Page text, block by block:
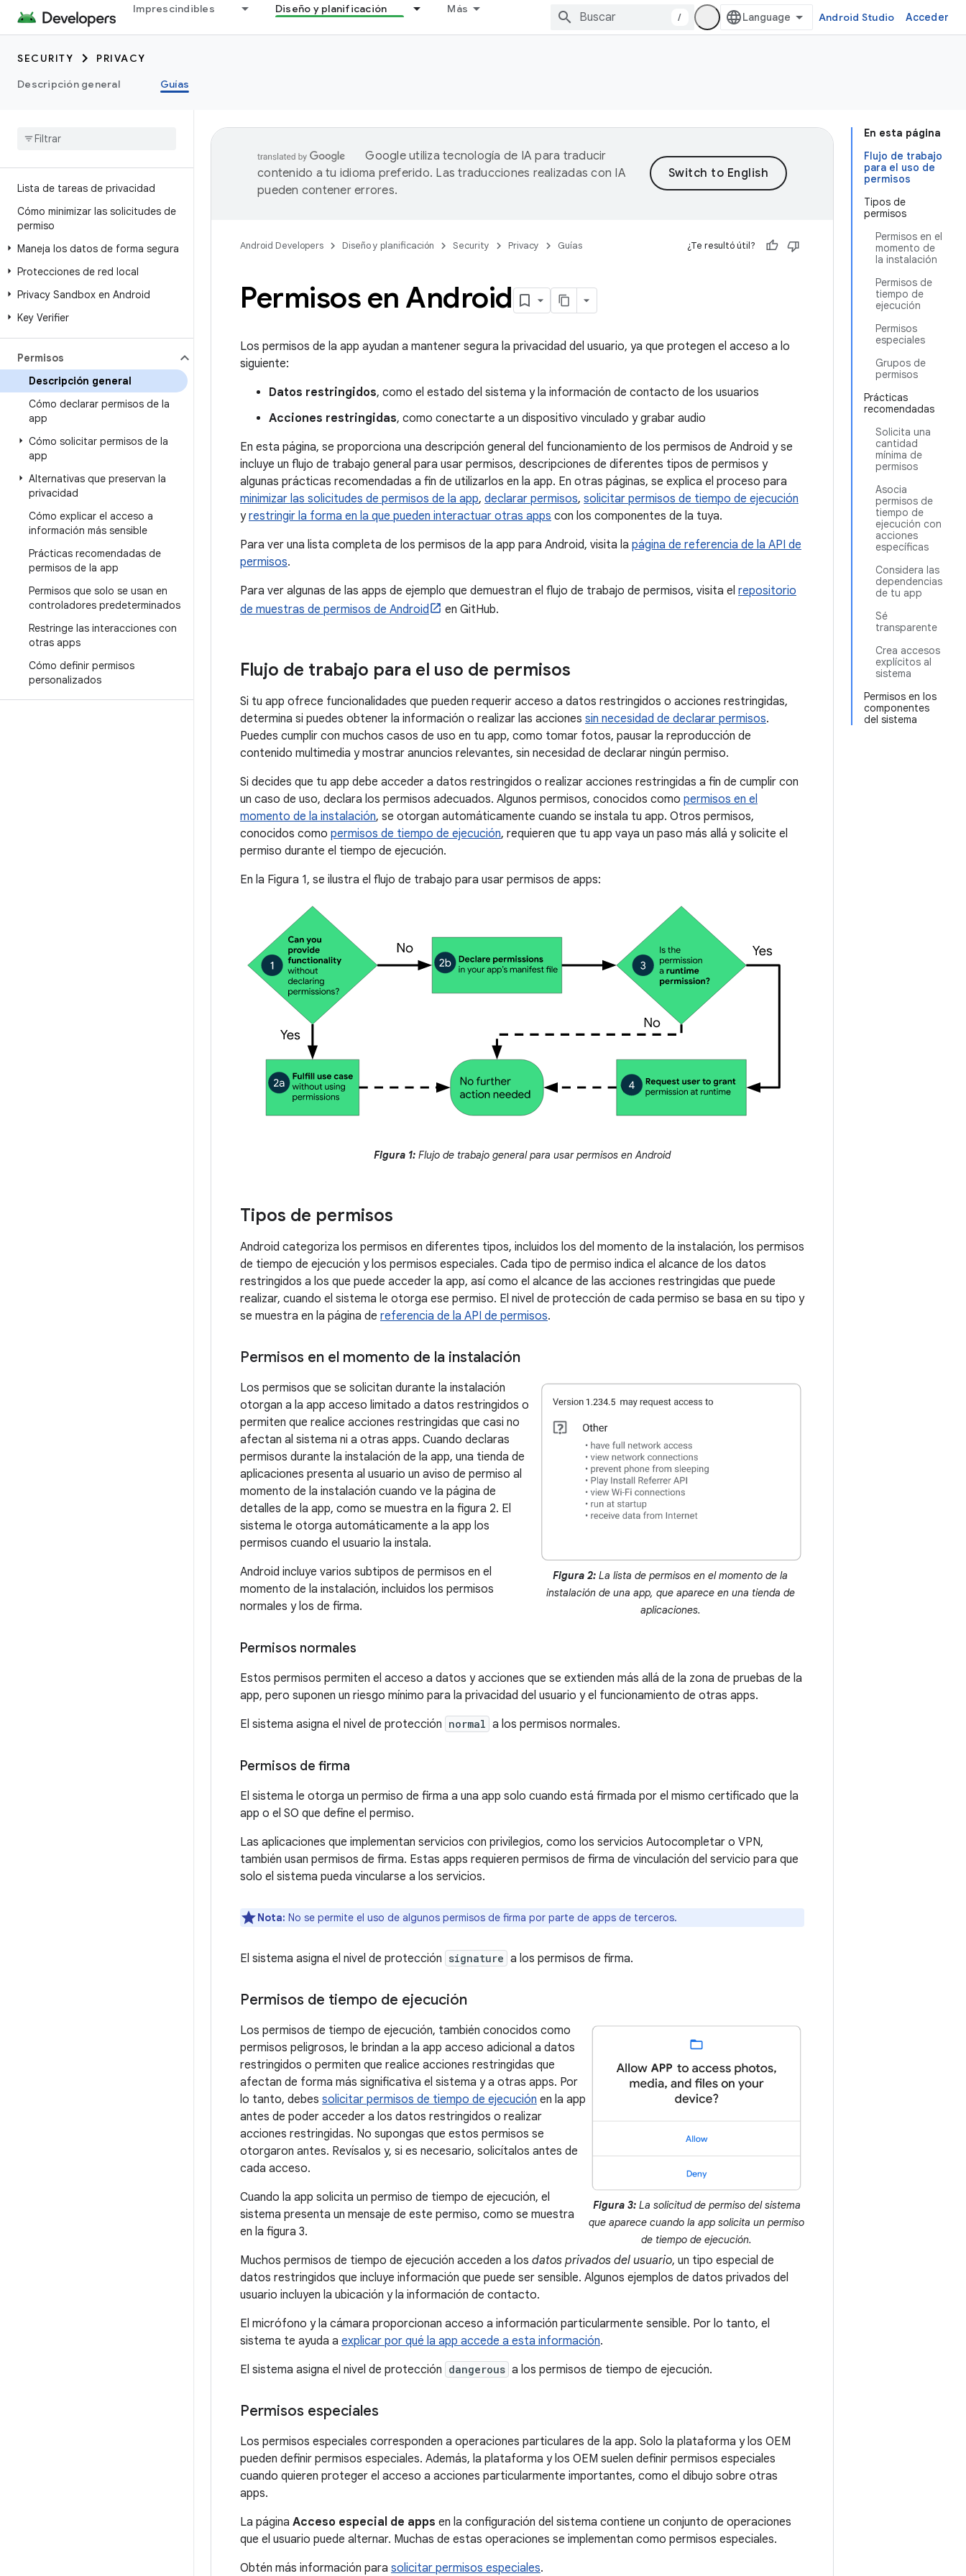
Imprescindibles Diseño y planificación Más
/ Android Studio Acceder
SECURITY
PRIVACY
Descripción general
Guías
Lista de tareas de privacidad
Cómo minimizar las solicitudes de
permiso
Maneja los datos de forma segura
Protecciones de red local
Privacy Sandbox en Android
Key Verifier
Permisos
Descripción general
Cómo declarar permisos de la
app
Cómo solicitar permisos de la
app
Alternativas que preservan la
privacidad
Cómo explicar el acceso a
información más sensible
Prácticas recomendadas de
permisos de la app
Permisos que solo se usan en
controladores predeterminados
Restringe las interacciones con
otras apps
Cómo definir permisos
personalizados
En esta página
Flujo de trabajo
para el uso de
permisos
Tipos de
permisos
Permisos en el
momento de
la instalación
Permisos de
tiempo de
ejecución
Permisos
especiales
Grupos de
permisos
Prácticas
recomendadas
Solicita una
cantidad
mínima de
permisos
Asocia
permisos de
tiempo de
ejecución con
acciones
específicas
Considera las
dependencias
de tu app
Sé
transparente
Crea accesos
explícitos al
sistema
Permisos en los
componentes
del sistema
Google utiliza tecnología de IA para traducir
contenido a tu idioma preferido. Las traducciones realizadas con IA
pueden contener errores.
Android Developers Diseño y planificación Security Privacy Guías ¿Te resultó útil?
Permisos en Android
Los permisos de la app ayudan a mantener segura la privacidad del usuario, ya que protegen el acceso a lo
siguiente:
Datos restringidos, como el estado del sistema y la información de contacto de los usuarios
Acciones restringidas, como conectarte a un dispositivo vinculado y grabar audio
En esta página, se proporciona una descripción general del funcionamiento de los permisos de Android y se
incluye un flujo de trabajo general para usar permisos, descripciones de diferentes tipos de permisos y
algunas prácticas recomendadas a fin de utilizarlos en la app. En otras páginas, se explica el proceso para
minimizar las solicitudes de permisos de la app, declarar permisos, solicitar permisos de tiempo de ejecución
yrestringir la forma en la que pueden interactuar otras apps con los componentes de la tuya.
Para ver una lista completa de los permisos de la app para Android, visita la página de referencia de la API de
permisos.
Para ver algunas de las apps de ejemplo que demuestran el flujo de trabajo de permisos, visita el repositorio
de muestras de permisos de Android
en GitHub.
Flujo de trabajo para el uso de permisos
Si tu app ofrece funcionalidades que pueden requerir acceso a datos restringidos o acciones restringidas,
determina si puedes obtener la información o realizar las acciones sin necesidad de declarar permisos.
Puedes cumplir con muchos casos de uso en tu app, como tomar fotos, pausar la reproducción de
contenido multimedia y mostrar anuncios relevantes, sin necesidad de declarar ningún permiso.
Si decides que tu app debe acceder a datos restringidos o realizar acciones restringidas a fin de cumplir con
un caso de uso, declara los permisos adecuados. Algunos permisos, conocidos como permisos en el
momento de la instalación, se otorgan automáticamente cuando se instala tu app. Otros permisos,
conocidos como permisos de tiempo de ejecución, requieren que tu app vaya un paso más allá y solicite el
permiso durante el tiempo de ejecución.
En la Figura 1, se ilustra el flujo de trabajo para usar permisos de apps:
Figura 1: Flujo de trabajo general para usar permisos en Android
Tipos de permisos
Android categoriza los permisos en diferentes tipos, incluidos los del momento de la instalación, los permisos
de tiempo de ejecución y los permisos especiales. Cada tipo de permiso indica el alcance de los datos
restringidos a los que puede acceder la app, así como el alcance de las acciones restringidas que puede
realizar, cuando el sistema le otorga ese permiso. El nivel de protección de cada permiso se basa en su tipo y
se muestra en la página de referencia de la API de permisos.
Permisos en el momento de la instalación
Figura 2: La lista de permisos en el momento de la
instalación de una app, que aparece en una tienda de
aplicaciones.
Los permisos que se solicitan durante la instalación
otorgan a la app acceso limitado a datos restringidos o
permiten que realice acciones restringidas que casi no
afectan al sistema ni a otras apps. Cuando declaras
permisos durante la instalación de la app, una tienda de
aplicaciones presenta al usuario un aviso de permiso al
momento de la instalación cuando ve la página de
detalles de la app, como se muestra en la figura 2. El
sistema le otorga automáticamente a la app los
permisos cuando el usuario la instala.
Android incluye varios subtipos de permisos en el
momento de la instalación, incluidos los permisos
normales y los de firma.
Permisos normales
Estos permisos permiten el acceso a datos y acciones que se extienden más allá de la zona de pruebas de la
app, pero suponen un riesgo mínimo para la privacidad del usuario y el funcionamiento de otras apps.
El sistema asigna el nivel de protección normal a los permisos normales.
Permisos de firma
El sistema le otorga un permiso de firma a una app solo cuando está firmada por el mismo certificado que la
app o el SO que define el permiso.
Las aplicaciones que implementan servicios con privilegios, como los servicios Autocompletar o VPN,
también usan permisos de firma. Estas apps requieren permisos de firma de vinculación del servicio para que
solo el sistema pueda vincularse a los servicios.
Nota: No se permite el uso de algunos permisos de firma por parte de apps de terceros.
El sistema asigna el nivel de protección signature a los permisos de firma.
Permisos de tiempo de ejecución
Figura 3:La solicitud de permiso del sistema
que aparece cuando la app solicita un permiso
de tiempo de ejecución.
Los permisos de tiempo de ejecución, también conocidos como
permisos peligrosos, le brindan a la app acceso adicional a datos
restringidos o permiten que realice acciones restringidas que
afectan de forma más significativa el sistema y a otras apps. Por
lo tanto, debes solicitar permisos de tiempo de ejecución en la app
antes de poder acceder a los datos restringidos o realizar
acciones restringidas. No supongas que estos permisos se
otorgaron antes. Revísalos y, si es necesario, solicítalos antes de
cada acceso.
Cuando la app solicita un permiso de tiempo de ejecución, el
sistema presenta un mensaje de este permiso, como se muestra
en la figura 3.
Muchos permisos de tiempo de ejecución acceden a los datos privados del usuario, un tipo especial de
datos restringidos que incluye información que puede ser sensible. Algunos ejemplos de datos privados del
usuario incluyen la ubicación y la información de contacto.
El micrófono y la cámara proporcionan acceso a información particularmente sensible. Por lo tanto, el
sistema te ayuda a explicar por qué la app accede a esta información.
El sistema asigna el nivel de protección dangerous a los permisos de tiempo de ejecución.
Permisos especiales
Los permisos especiales corresponden a operaciones particulares de la app. Solo la plataforma y los OEM
pueden definir permisos especiales. Además, la plataforma y los OEM suelen definir permisos especiales
cuando quieren proteger el acceso a acciones particularmente importantes, como el dibujo sobre otras
apps.
La página Acceso especial de apps en la configuración del sistema contiene un conjunto de operaciones
que el usuario puede alternar. Muchas de estas operaciones se implementan como permisos especiales.
Obtén más información para solicitar permisos especiales.